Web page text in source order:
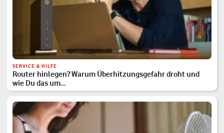
SERVICE & HILFE
Router hinlegen? Warum Überhitzungsgefahr droht und
wie Du das um…